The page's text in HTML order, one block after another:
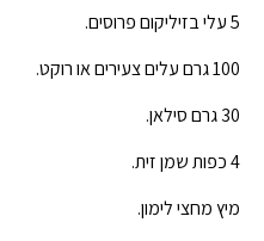
5 עלי בזיליקום פרוסים.
100 גרם עלים צעירים או רוקט.
30 גרם סילאן.
4 כפות שמן זית.
מיץ מחצי לימון.